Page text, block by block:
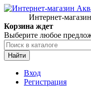
Интернет-
Корзина ждет
Выберите любое
Найти
Вход
Регистрация